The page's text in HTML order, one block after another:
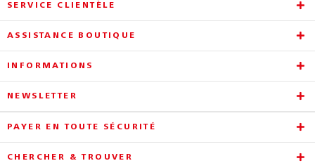
SERVICE CLIENTÈLE
ASSISTANCE BOUTIQUE
INFORMATIONS
NEWSLETTER
PAYER EN TOUTE SÉCURITÉ
CHERCHER & TROUVER